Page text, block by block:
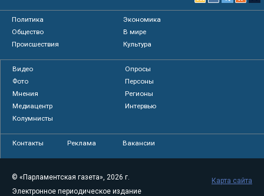
Политика
Экономика
Общество
В мире
Происшествия
Культура
Видео
Опросы
Фото
Персоны
Мнения
Регионы
Медиацентр
Интервью
Колумнисты
Контакты Реклама Вакансии
© «Парламентская газета», 2026 г.
Электронное периодическое издание
Карта сайта